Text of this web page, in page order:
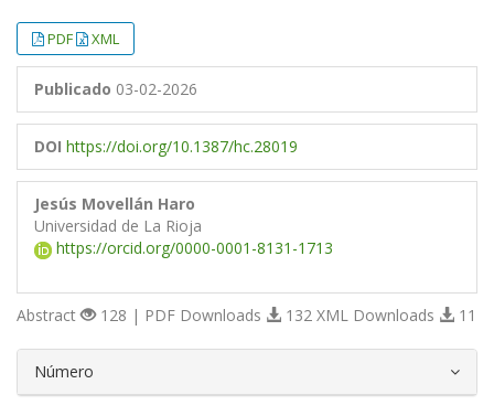
PDF XML
Publicado 03-02-2026
DOI https://doi.org/10.1387/hc.28019
Jesús Movellán Haro
Universidad de La Rioja
https://orcid.org/0000-0001-8131-1713
Abstract 128 | PDF Downloads 132 XML Downloads 11
Número